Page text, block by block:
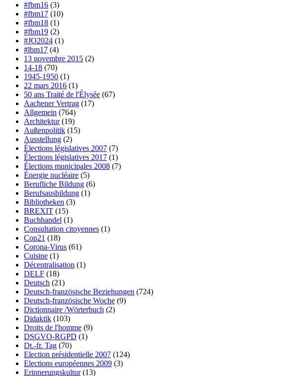
#fbm16 (3)
#fbm17 (10)
#fbm18 (1)
#fbm19 (2)
#JO2024 (1)
#lbm17 (4)
13 novembre 2015 (2)
14-18 (70)
1945-1950 (1)
22 mars 2016 (1)
50 ans Traité de l'Élysée (67)
Aachener Vertrag (17)
Allgemein (764)
Architektur(19)
Außenpolitik (15)
Ausstellung (2)
Élections législatives 2007 (7)
Élections législatives 2017 (1)
Élections municipales 2008 (7)
Énergie nucléaire (5)
Berufliche Bildung (6)
Berufsausbildung (1)
Bibliotheken (3)
BREXIT (15)
Buchhandel (1)
Consultation citoyennes (1)
Cop21 (18)
Corona-Virus (61)
Cuisine (1)
Décentralisation (1)
DELF (18)
Deutsch (21)
Deutsch-französische Beziehungen (724)
Deutsch-französische Woche (9)
Dictionnaire /Wörterbuch (2)
Didaktik (103)
Droits de l'homme (9)
DSGVO-RGPD (1)
Dt.-fr. Tag (70)
Election présidentielle 2007 (124)
Elections européennes 2009 (3)
Erinnerungskultur(13)